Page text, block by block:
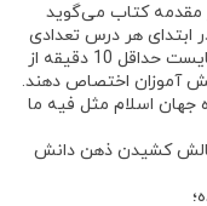
مقدمه کتاب می‌گوید
ابتدای هر درس تعدادی
از آیات مرتبط را ذکر کرده است. معلمان می‌بایست حداقل 10 دقیقه از
آموزان اختصاص دهند.
اسلام مثل فیه ما
کشیدن ذهن دانش